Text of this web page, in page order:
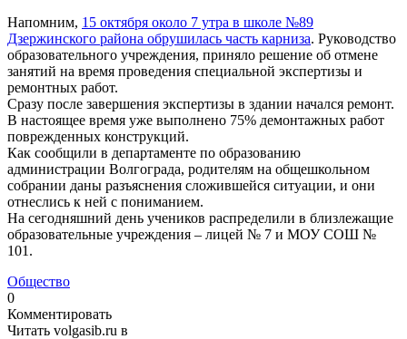
Напомним, 15 октября около 7 утра в школе №89
Дзержинского района обрушилась часть карниза. Руководство
образовательного учреждения, приняло решение об отмене
занятий на время проведения специальной экспертизы и
ремонтных работ.
Сразу после завершения экспертизы в здании начался ремонт.
В настоящее время уже выполнено 75% демонтажных работ
поврежденных конструкций.
Как сообщили в департаменте по образованию
администрации Волгограда, родителям на общешкольном
собрании даны разъяснения сложившейся ситуации, и они
отнеслись к ней с пониманием.
На сегодняшний день учеников распределили в близлежащие
образовательные учреждения – лицей № 7 и МОУ СОШ №
101.
Общество
0
Комментировать
Читать volgasib.ru в